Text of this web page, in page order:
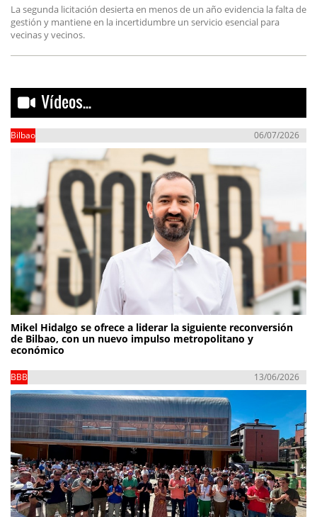
La segunda licitación desierta en menos de un año evidencia la falta de
gestión y mantiene en la incertidumbre un servicio esencial para
vecinas y vecinos.
Vídeos...
Bilbao 06/07/2026
Mikel Hidalgo se ofrece a liderar la siguiente reconversión
de Bilbao, con un nuevo impulso metropolitano y
económico
BBB 13/06/2026